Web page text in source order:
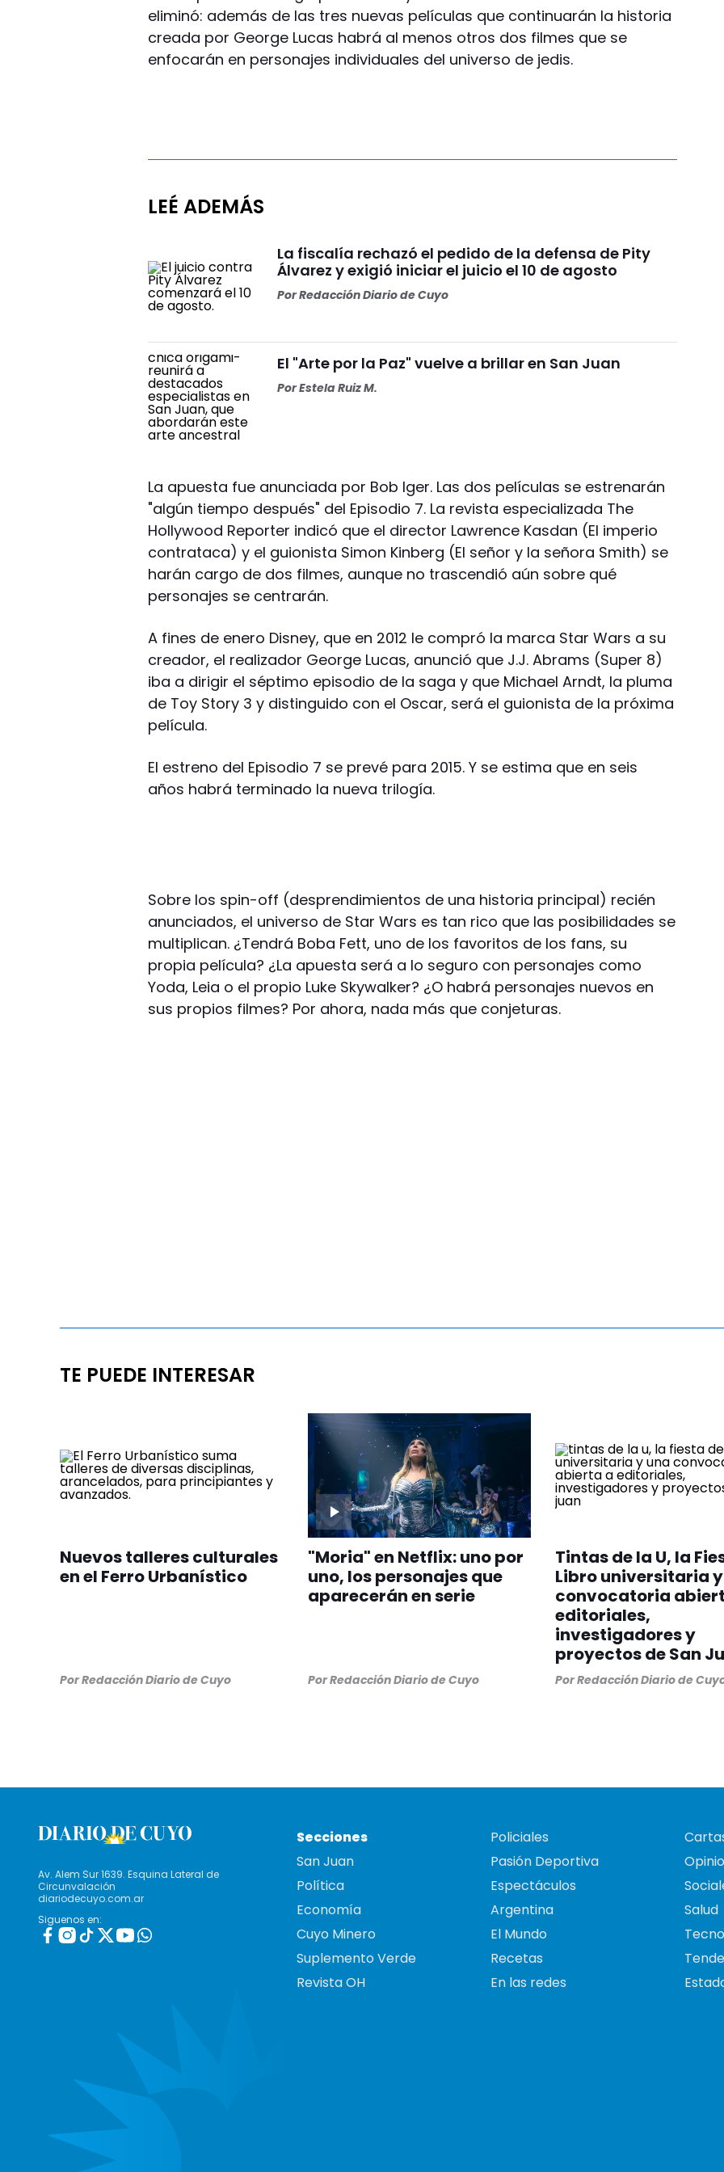
eliminó: además de las tres nuevas películas que continuarán la historia
creada por George Lucas habrá al menos otros dos filmes que se
enfocarán en personajes individuales del universo de jedis.
LEÉ ADEMÁS
La fiscalía rechazó el pedido de la defensa de Pity
Álvarez y exigió iniciar el juicio el 10 de agosto
PorRedacción Diario de Cuyo
El "Arte por la Paz" vuelve a brillar en San Juan
PorEstela Ruiz M.
La apuesta fue anunciada por Bob Iger. Las dos películas se estrenarán
"algún tiempo después" del Episodio 7. La revista especializada The
Hollywood Reporter indicó que el director Lawrence Kasdan (El imperio
contrataca) y el guionista Simon Kinberg (El señor y la señora Smith) se
harán cargo de dos filmes, aunque no trascendió aún sobre qué
personajes se centrarán.
A fines de enero Disney, que en 2012 le compró la marca Star Wars a su
creador, el realizador George Lucas, anunció que J.J. Abrams (Super 8)
iba a dirigir el séptimo episodio de la saga y que Michael Arndt, la pluma
de Toy Story 3 y distinguido con el Oscar, será el guionista de la próxima
película.
El estreno del Episodio 7 se prevé para 2015. Y se estima que en seis
años habrá terminado la nueva trilogía.
Sobre los spin-off (desprendimientos de una historia principal) recién
anunciados, el universo de Star Wars es tan rico que las posibilidades se
multiplican. ¿Tendrá Boba Fett, uno de los favoritos de los fans, su
propia película? ¿La apuesta será a lo seguro con personajes como
Yoda, Leia o el propio Luke Skywalker? ¿O habrá personajes nuevos en
sus propios filmes? Por ahora, nada más que conjeturas.
TE PUEDE INTERESAR
Nuevos talleres culturales
en el Ferro Urbanístico
PorRedacción Diario de Cuyo
"Moria" en Netflix: uno por
uno, los personajes que
aparecerán en serie
PorRedacción Diario de Cuyo
Tintas de la U, la
Libro universitaria
convocatoria
editoriales,
investigadores y
proyectos de San
PorRedacción Diario de
Av. Alem Sur 1639. Esquina Lateral de
Circunvalación
diariodecuyo.com.ar
Siguenos en:
Secciones
San Juan
Política
Economía
Cuyo Minero
Suplemento Verde
Revista OH
Policiales
Pasión Deportiva
Espectáculos
Argentina
El Mundo
Recetas
En las redes
Salud